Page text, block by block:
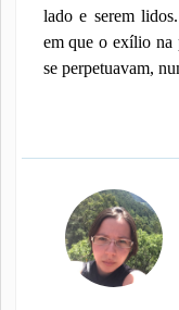
lado e serem
em que o exílio na
se perpetuavam,